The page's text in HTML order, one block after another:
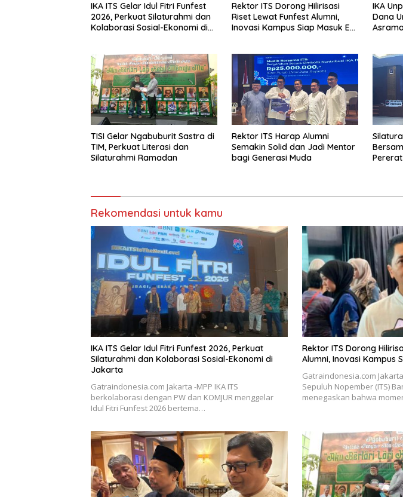
IKA ITS Gelar Idul Fitri Funfest
2026, Perkuat Silaturahmi dan
Kolaborasi Sosial-Ekonomi di
Rektor ITS Dorong Hilirisasi
Riset Lewat Funfest Alumni,
Inovasi Kampus Siap Masuk E-
IKA
Dana
TISI Gelar Ngabuburit Sastra di
TIM, Perkuat Literasi dan
Silaturahmi Ramadan
Rektor ITS Harap Alumni
Semakin Solid dan Jadi Mentor
bagi Generasi Muda
Rekomendasi untuk kamu
IKA ITS Gelar Idul Fitri Funfest 2026, Perkuat
Silaturahmi dan Kolaborasi Sosial-Ekonomi di
Jakarta
Gatraindonesia.com Jakarta -MPP IKA ITS
berkolaborasi dengan PW dan KOMJUR menggelar
Idul Fitri Funfest 2026 bertema…
Rektor ITS Dorong
Alumni, Inovasi Kampus
Gatraindonesia.com
Sepuluh Nopember (ITS)
menegaskan bahwa